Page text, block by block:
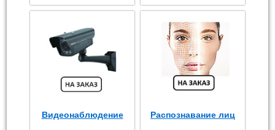
Видеонаблюдение Распознавание лиц